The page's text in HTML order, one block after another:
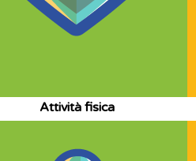
Attività fisica